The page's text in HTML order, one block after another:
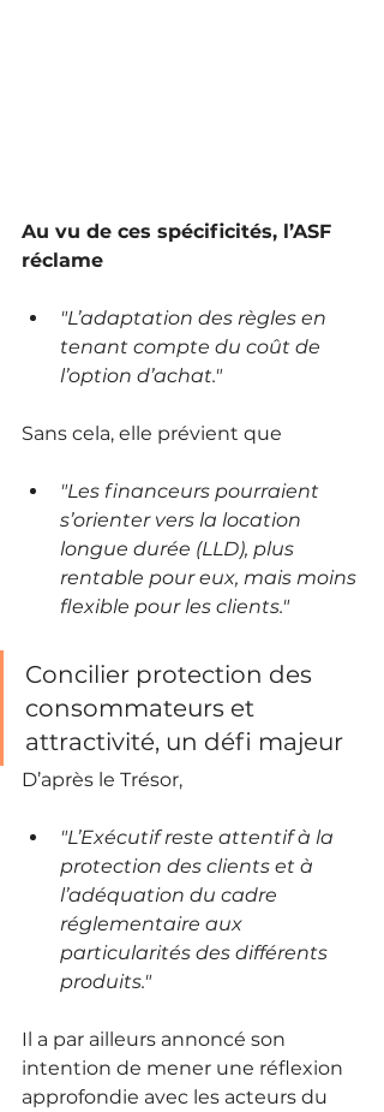
Au vu de ces spécificités, l’ASF
réclame
"L’adaptation des règles en
tenant compte du coût de
l’option d’achat."
Sans cela, elle prévient que
"Les financeurs pourraient
s’orienter vers la location
longue durée (LLD), plus
rentable pour eux, mais moins
flexible pour les clients."
Concilier protection des
consommateurs et
attractivité, un défi majeur
D’après le Trésor,
"L’Exécutif reste attentif à la
protection des clients et à
l’adéquation du cadre
réglementaire aux
particularités des différents
produits."
Il a par ailleurs annoncé son
intention de mener une réflexion
approfondie avec les acteurs du